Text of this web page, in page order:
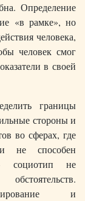
Определение
«в рамке», но
человека,
человек смог
в своей
границы
стороны и
во сферах, где
не способен
социотип не
и